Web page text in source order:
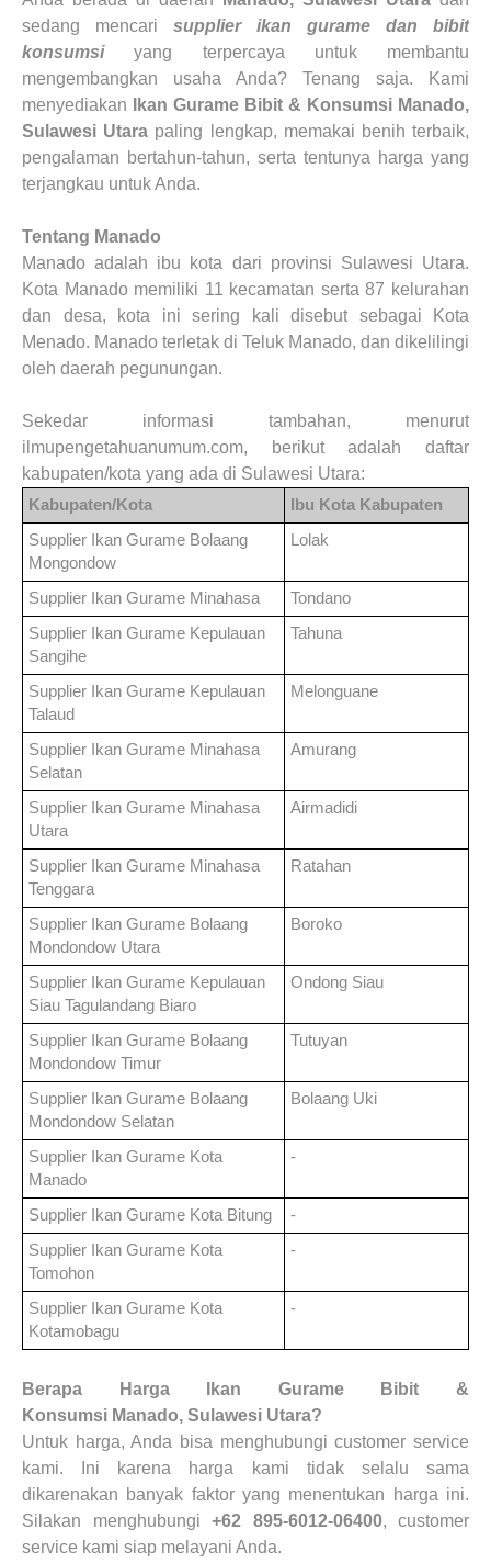
sedang mencari supplier ikan gurame dan bibit
konsumsiyang terpercaya untuk membantu
mengembangkan usaha Anda? Tenang saja. Kami
menyediakan
Ikan Gurame Bibit & Konsumsi Manado,
Sulawesi Utara paling lengkap, memakai benih terbaik,
pengalaman bertahun-tahun, serta tentunya harga yang
terjangkau untuk Anda.
Tentang Manado
Manado adalah ibu kota dari provinsi Sulawesi Utara.
Kota Manado memiliki 11 kecamatan serta 87 kelurahan
dan desa, kota ini sering kali disebut sebagai Kota
Menado. Manado terletak di Teluk Manado, dan dikelilingi
oleh daerah pegunungan.
Sekedar informasi tambahan, menurut
ilmupengetahuanumum.com, berikut adalah daftar
kabupaten/kota yang ada di Sulawesi Utara:
Kabupaten/Kota
Ibu Kota Kabupaten
Supplier Ikan Gurame Bolaang
Mongondow
Lolak
Supplier Ikan Gurame Minahasa
Tondano
Supplier Ikan Gurame Kepulauan
Sangihe
Tahuna
Supplier Ikan Gurame Kepulauan
Talaud
Melonguane
Supplier Ikan Gurame Minahasa
Selatan
Amurang
Supplier Ikan Gurame Minahasa
Utara
Airmadidi
Supplier Ikan Gurame Minahasa
Tenggara
Ratahan
Supplier Ikan Gurame Bolaang
Mondondow Utara
Boroko
Supplier Ikan Gurame Kepulauan
Siau Tagulandang Biaro
Ondong Siau
Supplier Ikan Gurame Bolaang
Mondondow Timur
Tutuyan
Supplier Ikan Gurame Bolaang
Mondondow Selatan
Bolaang Uki
Supplier Ikan Gurame Kota
Manado
-
Supplier Ikan Gurame Kota Bitung
-
Supplier Ikan Gurame Kota
Tomohon
-
Supplier Ikan Gurame Kota
Kotamobagu
-
Berapa Harga
Ikan Gurame Bibit &
Konsumsi Manado, Sulawesi Utara?
Untuk harga, Anda bisa menghubungi customer service
kami. Ini karena harga kami tidak selalu sama
dikarenakan banyak faktor yang menentukan harga ini.
Silakan menghubungi +62 895-6012-06400, customer
service kami siap melayani Anda.